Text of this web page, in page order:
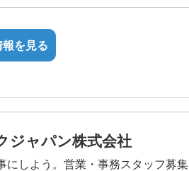
を見る
ジャパン株式会社
にしよう。営業・事務スタッフ募集